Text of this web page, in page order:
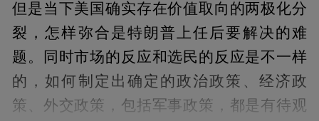
但是当下美国确实存在价值取向的两极化分
裂，怎样弥合是特朗普上任后要解决的难
题。同时市场的反应和选民的反应是不一样
的，如何制定出确定的政治政策、经济政
策、外交政策，包括军事政策，都是有待观